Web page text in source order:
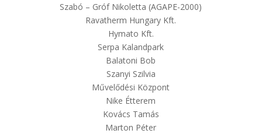
Szabó – Gróf Nikoletta (AGAPE-2000)
Ravatherm Hungary Kft.
Hymato Kft.
Serpa Kalandpark
Balatoni Bob
Szanyi Szilvia
Művelődési Központ
Nike Étterem
Kovács Tamás
Marton Péter